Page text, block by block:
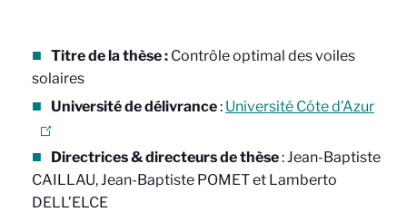
Titre de la thèse : Contrôle optimal des voiles
solaires
Université de délivrance: Université Côte d’Azur
Directrices & directeurs de thèse: Jean-Baptiste
CAILLAU, Jean-Baptiste POMET et Lamberto
DELL’ELCE